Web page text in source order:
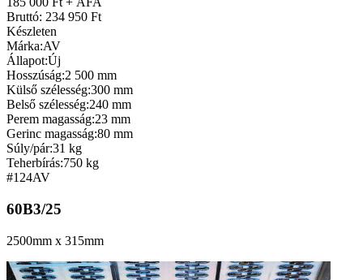
Bruttó: 234 950 Ft
Készleten
Márka:AV
Állapot:Új
Hosszúság:2 500 mm
Külső szélesség:300 mm
Belső szélesség:240 mm
Perem magasság:23 mm
Gerinc magasság:80 mm
Súly/pár:31 kg
Teherbírás:750 kg
#124AV
60B3/25
2500mm x 315mm